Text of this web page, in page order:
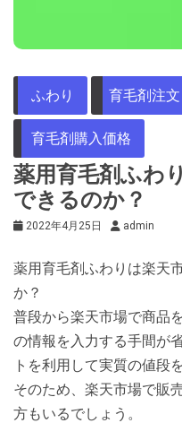
ふわり 育毛剤注
育毛剤購入価格
薬用育毛剤ふわ
できるのか？
2022年4月25日 admin
薬用育毛剤ふわりは楽天
か？
普段から楽天市場で商品
の情報を入力する手間が
トを利用して実質の値段
そのため、楽天市場で販
方もいるでしょう。